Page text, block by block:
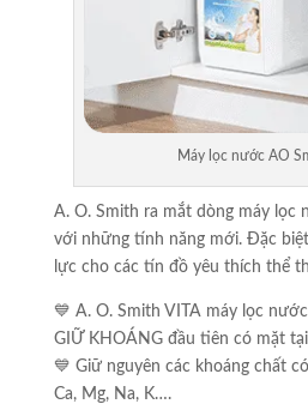
Máy lọc nước AO
A. O. Smith ra mắt dòng máy lọc
với những tính năng mới. Đặc
lực cho các tín đồ yêu thích thể
💙 A. O. Smith VITA máy lọc nước
GIỮ KHOÁNG đầu tiên có mặt
💙 Giữ nguyên các khoáng chất
Ca, Mg, Na, K….